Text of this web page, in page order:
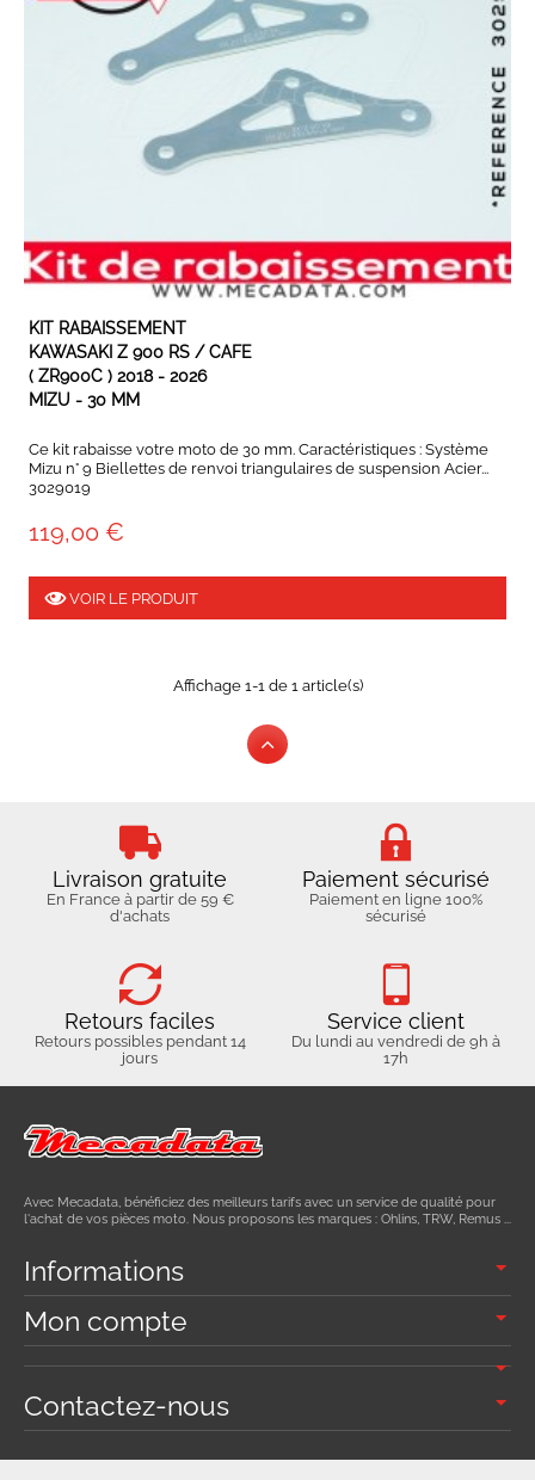
KIT RABAISSEMENT
KAWASAKI Z 900 RS / CAFE
( ZR900C ) 2018 - 2026
MIZU - 30 MM
Ce kit rabaisse votre moto de 30 mm. Caractéristiques : Système
Mizu n° 9 Biellettes de renvoi triangulaires de suspension Acier...
3029019
119,00 €
VOIR LE PRODUIT
Affichage 1-1 de 1 article(s)
Livraison gratuite
En France à partir de 59 €
d'achats
Paiement sécurisé
Paiement en ligne 100%
sécurisé
Retours faciles
Retours possibles pendant 14
jours
Service client
Du lundi au vendredi de 9h à
17h
Avec Mecadata, bénéficiez des meilleurs tarifs avec un service de qualité pour
l'achat de vos pièces moto. Nous proposons les marques : Ohlins, TRW, Remus ...
Informations
Mon compte
Contactez-nous